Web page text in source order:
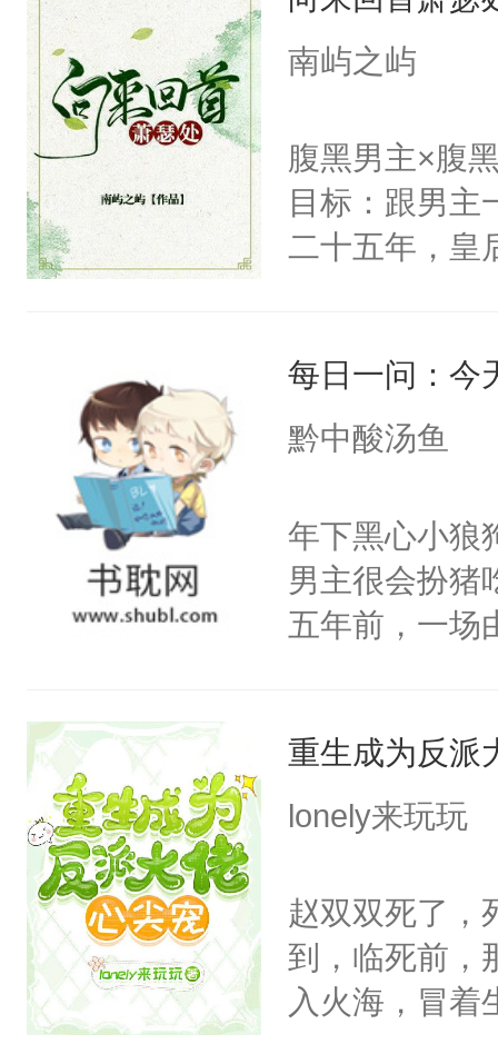
挑了几件性感
戚恩的信息，
狗滚吧。]程
已发出，但被
南屿之屿
腹黑男主×腹
目标：跟男主
二十五年，皇
第五年，沛帝
三皇子云黎晗
下旨后长达五
端王被立为太
陶淑妃和姜德
和两位公主在
线，男主鉴婊
每日一问：今
黔中酸汤鱼
年下黑心小狼
男主很会扮猪
五年前，一场
好了身体，也
年后赵知年回
狠手辣的心机
的其他人......
——为什么她
小狗脱不开干
重生成为反派
lonely来玩玩
赵双双死了，
到，临死前，
入火海，冒着